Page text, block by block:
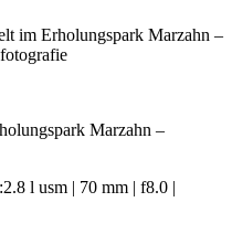
Marzahn –
l usm | 70 mm | f8.0 |